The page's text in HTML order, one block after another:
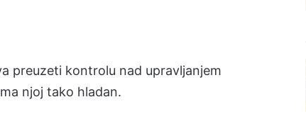
preuzeti kontrolu nad upravljanjem
njoj tako hladan.